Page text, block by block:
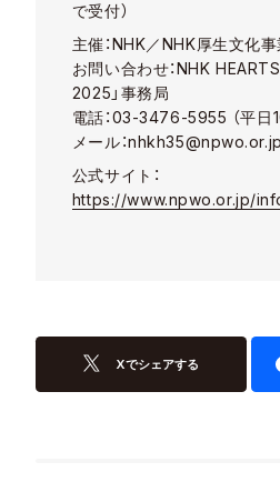
で受付）
主催：NHK／NHK厚生文化
お問い合わせ：NHK
2025」事務局
電話：03-3476-5955 （平日
メール：nhkh35@npwo.or.jp
公式サイト：
https://www.npwo.or.jp/
Xでシェアする